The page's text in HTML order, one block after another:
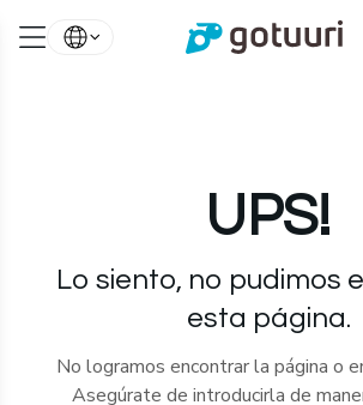
UPS!
Lo siento, no pudimos
esta página.
No logramos encontrar la página o
Asegúrate de introducirla de